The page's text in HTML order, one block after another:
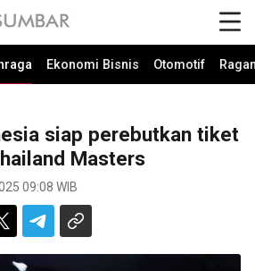
Ekonomi Bisnis Otomotif
siap perebutkan tiket
Masters
09:08 WIB